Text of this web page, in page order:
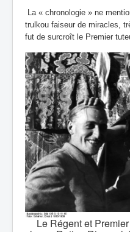
La « chronologie » ne
trulkou faiseur de miracles,
fut de surcroît le Premier
Le Régent et